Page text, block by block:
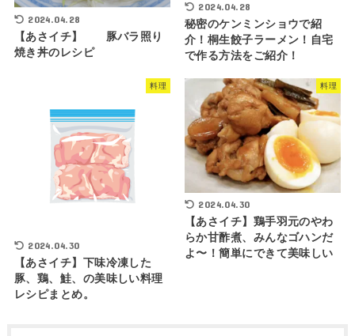
2024.04.28
【あさイチ】 豚バラ照り
焼き丼のレシピ
2024.04.28
秘密のケンミンショウで紹
介！桐生餃子ラーメン！自宅
で作る方法をご紹介！
料理
2024.04.30
【あさイチ】下味冷凍した
豚、鶏、鮭、の美味しい料理
レシピまとめ。
料理
2024.04.30
【あさイチ】鶏手羽元のやわ
らか甘酢煮、みんなゴハンだ
よ〜！簡単にできて美味しい